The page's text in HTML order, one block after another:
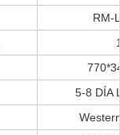
RM-
5-8 DÍA